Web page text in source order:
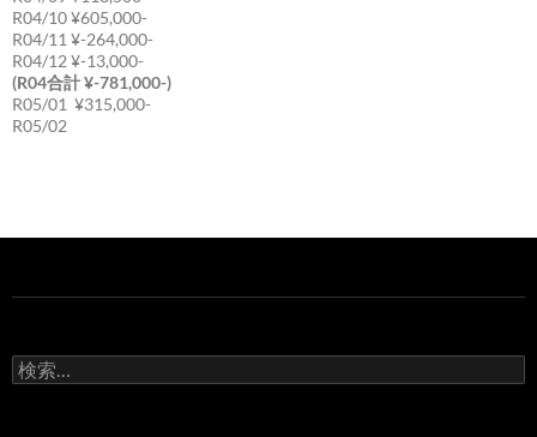
R04/10 ¥605,000-
R04/11 ¥-264,000-
R04/12 ¥-13,000-
(R04合計 ¥-781,000-)
R05/01 ¥315,000-
R05/02
検
索: